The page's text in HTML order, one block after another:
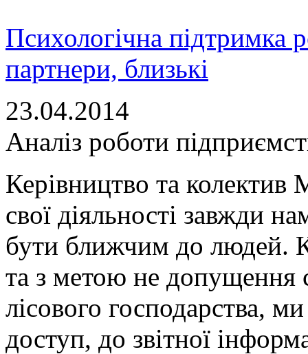
Психологічна підтримка
партнери, близькі
23.04.2014
Аналіз роботи
Керівництво та
свої діяльності завжди
бути ближчим до людей.
та з метою не допущення
лісового господарства,
доступ, до звітної